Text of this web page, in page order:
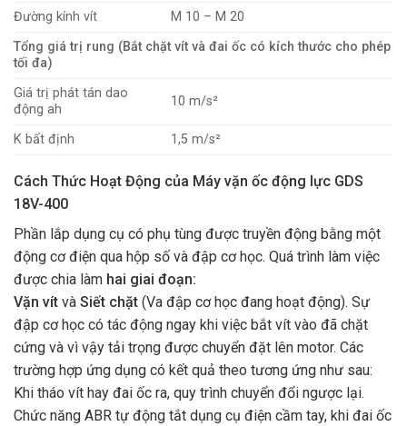
Đường kính vít
M 10 – M 20
Tổng giá trị rung (Bắt chặt vít và đai ốc có kích thước cho phép
tối đa)
Giá trị phát tán dao
động ah
10 m/s²
K bất định 1,5 m/s²
Cách Thức Hoạt Động của Máy vặn ốc động lực GDS
18V-400
Phần lắp dụng cụ có phụ tùng được truyền động bằng một
động cơ điện qua hộp số và đập cơ học. Quá trình làm việc
được chia làm hai giai đoạn:
Vặn vít và Siết chặt (Va đập cơ học đang hoạt động). Sự
đập cơ học có tác động ngay khi việc bắt vít vào đã chặt
cứng và vì vậy tải trọng được chuyển đặt lên motor. Các
trường hợp ứng dụng có kết quả theo tương ứng như sau:
Khi tháo vít hay đai ốc ra, quy trình chuyển đổi ngược lại.
Chức năng ABR tự động tắt dụng cụ điện cầm tay, khi đai ốc